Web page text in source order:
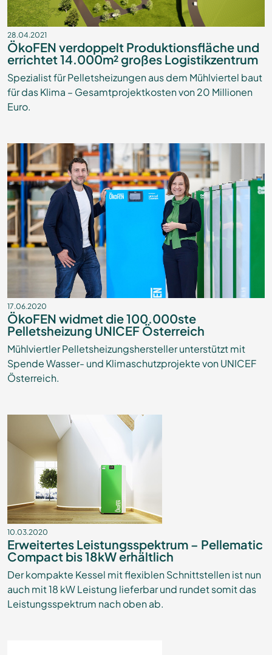
28.04.2021
ÖkoFEN verdoppelt Produktionsfläche und
errichtet 14.000m² großes Logistikzentrum
Spezialist für Pelletsheizungen aus dem Mühlviertel baut
für das Klima – Gesamtprojektkosten von 20 Millionen
Euro.
17.06.2020
ÖkoFEN widmet die 100.000ste
Pelletsheizung UNICEF Österreich
Mühlviertler Pelletsheizungshersteller unterstützt mit
Spende Wasser- und Klimaschutzprojekte von UNICEF
Österreich.
10.03.2020
Erweitertes Leistungsspektrum – Pellematic
Compact bis 18kW erhältlich
Der kompakte Kessel mit flexiblen Schnittstellen ist nun
auch mit 18 kW Leistung lieferbar und rundet somit das
Leistungsspektrum nach oben ab.